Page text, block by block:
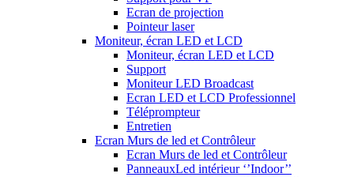
Ecran de projection
Pointeur laser
Moniteur, écran LED et LCD
Moniteur, écran LED et LCD
Support
Moniteur LED Broadcast
Ecran LED et LCD Professionnel
Téléprompteur
Entretien
Ecran Murs de led et Contrôleur
Ecran Murs de led et Contrôleur
PanneauxLed intérieur ‘’Indoor’’